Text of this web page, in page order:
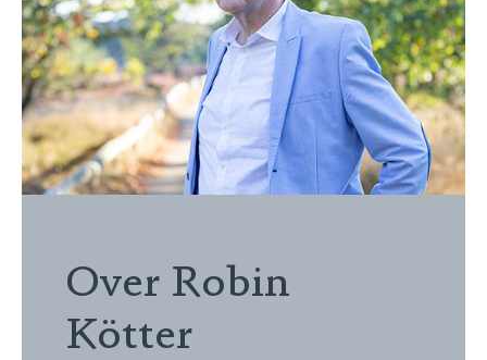
Over Robin
Kötter